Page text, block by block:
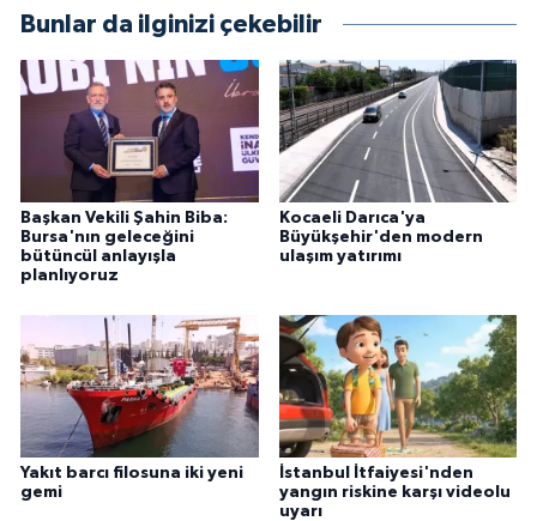
Bunlar da ilginizi çekebilir
Başkan Vekili Şahin Biba:
Bursa'nın geleceğini
bütüncül anlayışla
planlıyoruz
Kocaeli Darıca'ya
Büyükşehir'den modern
ulaşım yatırımı
Yakıt barcı filosuna iki yeni
gemi
İstanbul İtfaiyesi'nden
yangın riskine karşı videolu
uyarı